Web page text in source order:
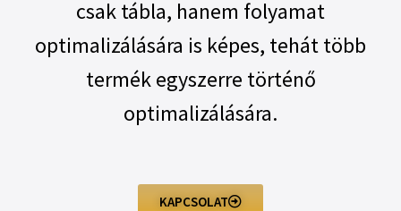
csak tábla, hanem folyamat
optimalizálására is képes, tehát több
termék egyszerre történő
optimalizálására.
KAPCSOLAT